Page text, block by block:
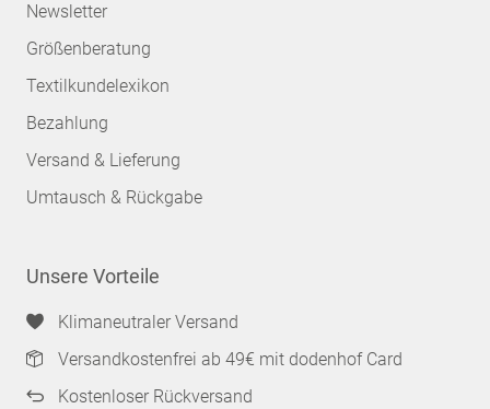
Newsletter
Größenberatung
Textilkundelexikon
Bezahlung
Versand & Lieferung
Umtausch & Rückgabe
Unsere Vorteile
Klimaneutraler Versand
Versandkostenfrei ab 49€ mit dodenhof Card
Kostenloser Rückversand